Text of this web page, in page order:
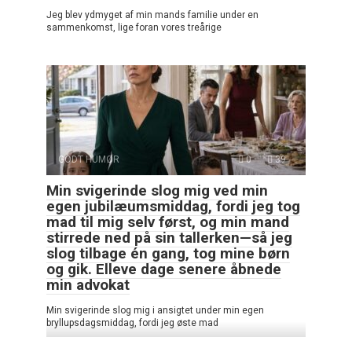
Jeg blev ydmyget af min mands familie under en
sammenkomst, lige foran vores treårige
GODT HUMØR 0 39
Min svigerinde slog mig ved min
egen jubilæumsmiddag, fordi jeg tog
mad til mig selv først, og min mand
stirrede ned på sin tallerken—så jeg
slog tilbage én gang, tog mine børn
og gik. Elleve dage senere åbnede
min advokat
Min svigerinde slog mig i ansigtet under min egen
bryllupsdagsmiddag, fordi jeg øste mad